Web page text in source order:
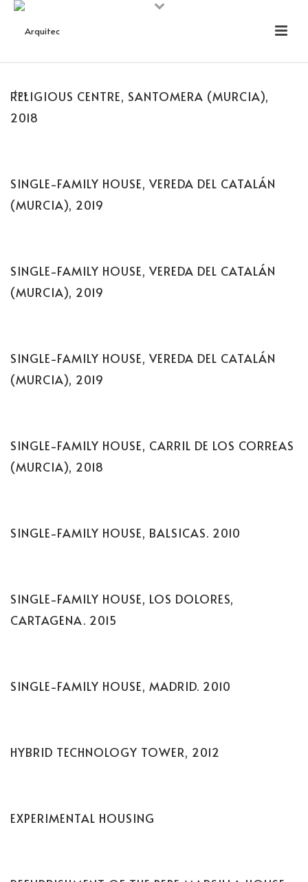
RELIGIOUS CENTRE, SANTOMERA (MURCIA),
2018
SINGLE-FAMILY HOUSE, VEREDA DEL CATALÁN
(MURCIA), 2019
SINGLE-FAMILY HOUSE, VEREDA DEL CATALÁN
(MURCIA), 2019
SINGLE-FAMILY HOUSE, VEREDA DEL CATALÁN
(MURCIA), 2019
SINGLE-FAMILY HOUSE, CARRIL DE LOS CORREAS
(MURCIA), 2018
SINGLE-FAMILY HOUSE, BALSICAS. 2010
SINGLE-FAMILY HOUSE, LOS DOLORES,
CARTAGENA. 2015
SINGLE-FAMILY HOUSE, MADRID. 2010
HYBRID TECHNOLOGY TOWER, 2012
EXPERIMENTAL HOUSING